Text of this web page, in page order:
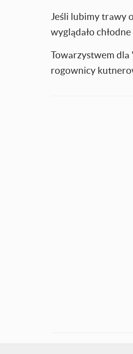
Jeśli lubimy trawy
wyglądało
Towarzystwem dla
rogownicy